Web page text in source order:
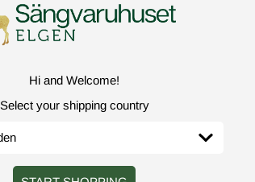
Lexington
Hi and Welcome!
Select your shipping country